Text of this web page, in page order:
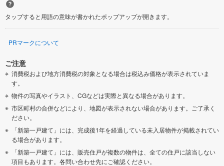
タップすると用語の意味が書かれたポップアップが開きます。
PRマークについて
ご注意
消費税および地方消費税の対象となる場合は税込み価格が表示されていま
す。
物件の写真やイラスト、CGなどは実際と異なる場合があります。
市区町村の合併などにより、地図が表示されない場合があります。ご了承く
ださい。
「新築一戸建て」には、完成後1年を経過している未入居物件が掲載されてい
る場合があります。
「新築一戸建て」には、販売住戸が複数の物件は、全ての住戸に該当しない
項目もあります。各問い合わせ先にご確認ください。